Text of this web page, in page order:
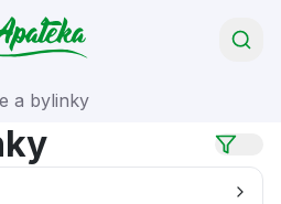
a bylinky